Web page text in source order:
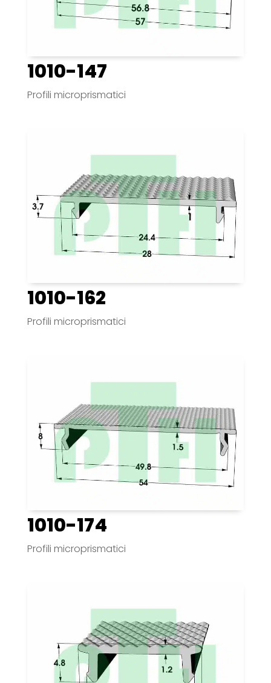
1010-147
Profili microprismatici
1010-162
Profili microprismatici
1010-174
Profili microprismatici